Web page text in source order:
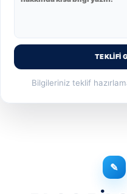
TEKLIFI
Bilgileriniz teklif
✎